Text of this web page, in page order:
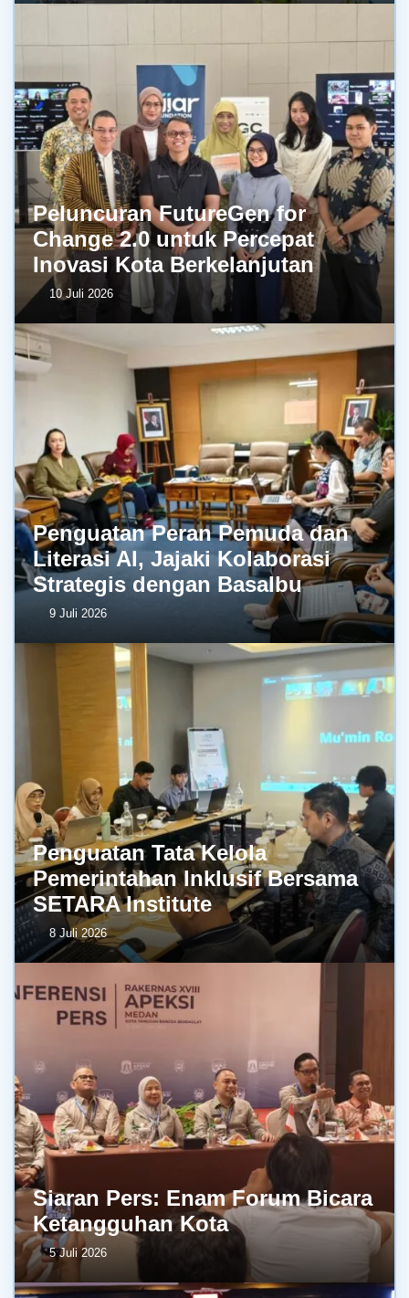
Peluncuran FutureGen for
Change 2.0 untuk Percepat
Inovasi Kota Berkelanjutan
10 Juli 2026
Penguatan Peran Pemuda dan
Literasi AI, Jajaki Kolaborasi
Strategis dengan BasaIbu
9 Juli 2026
Penguatan Tata Kelola
Pemerintahan Inklusif Bersama
SETARA Institute
8 Juli 2026
Siaran Pers: Enam Forum Bicara
Ketangguhan Kota
5 Juli 2026